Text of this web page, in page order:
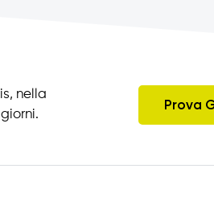
nella
Prova